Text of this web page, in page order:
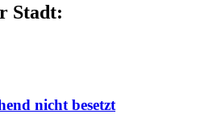
Stadt:
nicht besetzt